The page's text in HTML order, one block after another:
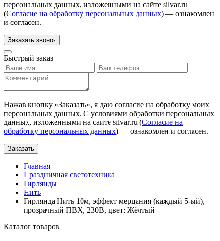
персональных данных, изложенными на сайте silvar.ru
(Согласие на обработку персональных данных) — ознакомлен
и согласен.
Заказать звонок
Быстрый заказ
Нажав кнопку «Заказать», я даю согласие на обработку моих
персональных данных. С условиями обработки персональных
данных, изложенными на сайте silvar.ru (Согласие на
обработку персональных данных) — ознакомлен и согласен.
Заказать
Главная
Праздничная светотехника
Гирлянды
Нить
Гирлянда Нить 10м, эффект мерцания (каждый 5-ый),
прозрачный ПВХ, 230В, цвет: Жёлтый
Каталог товаров